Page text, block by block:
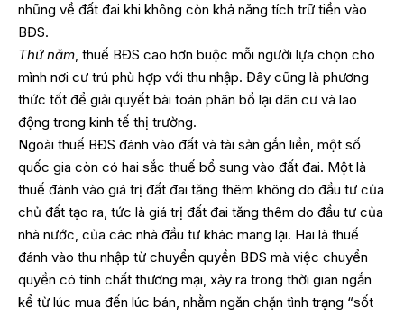
nhũng về đất đai khi không còn khả năng tích trữ tiền vào
BĐS.
Thứ năm, thuế BĐS cao hơn buộc mỗi người lựa chọn cho
mình nơi cư trú phù hợp với thu nhập. Đây cũng là phương
thức tốt để giải quyết bài toán phân bổ lại dân cư và lao
động trong kinh tế thị trường.
Ngoài thuế BĐS đánh vào đất và tài sản gắn liền, một số
quốc gia còn có hai sắc thuế bổ sung vào đất đai. Một là
thuế đánh vào giá trị đất đai tăng thêm không do đầu tư của
chủ đất tạo ra, tức là giá trị đất đai tăng thêm do đầu tư của
nhà nước, của các nhà đầu tư khác mang lại. Hai là thuế
đánh vào thu nhập từ chuyển quyền BĐS mà việc chuyển
quyền có tính chất thương mại, xảy ra trong thời gian ngắn
kể từ lúc mua đến lúc bán, nhằm ngăn chặn tình trạng “sốt